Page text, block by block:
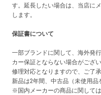
す。延長したい場合は、当店に
します。
保証書について
一部ブランドに関して、海外発
カー保証とならない場合がござ
修理対応となりますので、ご了
新品は2年間、中古品（未使用品
※国内メーカーの商品に関して